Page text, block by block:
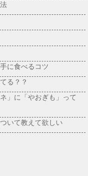
に食べるコツ
る？？
」に「やおぎも」って
いて教えて欲しい